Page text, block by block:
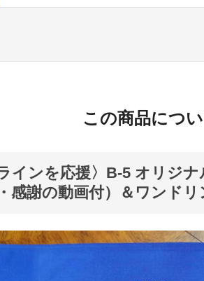
この商品につ
インを応援〉B-5 オリジ
感謝の動画付）＆ワンド